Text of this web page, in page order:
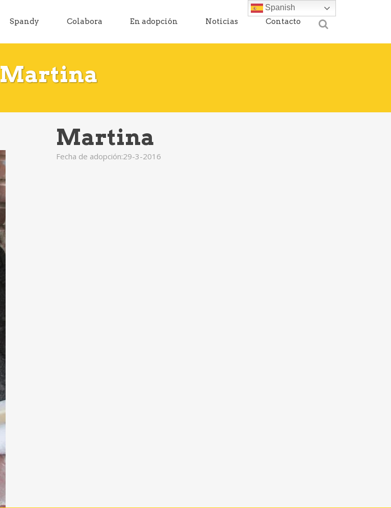
Spandy Colabora En adopción Noticias Contacto
Martina
Martina
Fecha de adopción:29-3-2016
Spanish